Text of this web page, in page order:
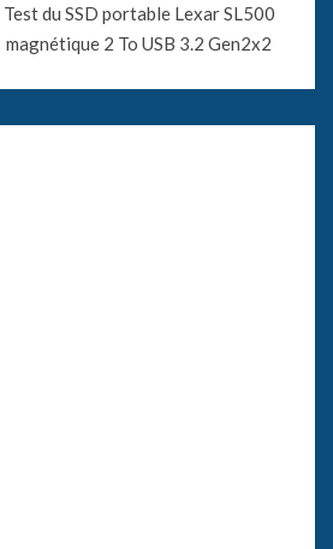
Test du SSD portable Lexar SL500
magnétique 2 To USB 3.2 Gen2x2